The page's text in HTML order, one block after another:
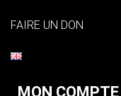
FAIRE UN DON
MON COMPTE